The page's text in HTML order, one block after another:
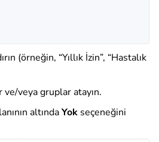
(örneğin, “Yıllık İzin”, “Hastalık
veya gruplar atayın.
altındaYok seçeneğini